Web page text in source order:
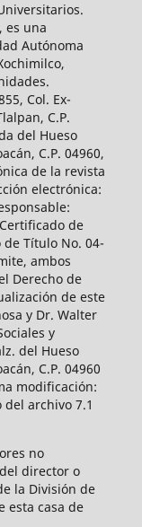
es una
Autónoma
Col. Ex-
C.P.
del Hueso
C.P. 04960,
de la revista
electrónica:
de
de Título No. 04-
ambos
Derecho de
de este
y Dr. Walter
y
del Hueso
C.P. 04960
modificación:
del archivo 7.1
no
director o
la División de
esta casa de